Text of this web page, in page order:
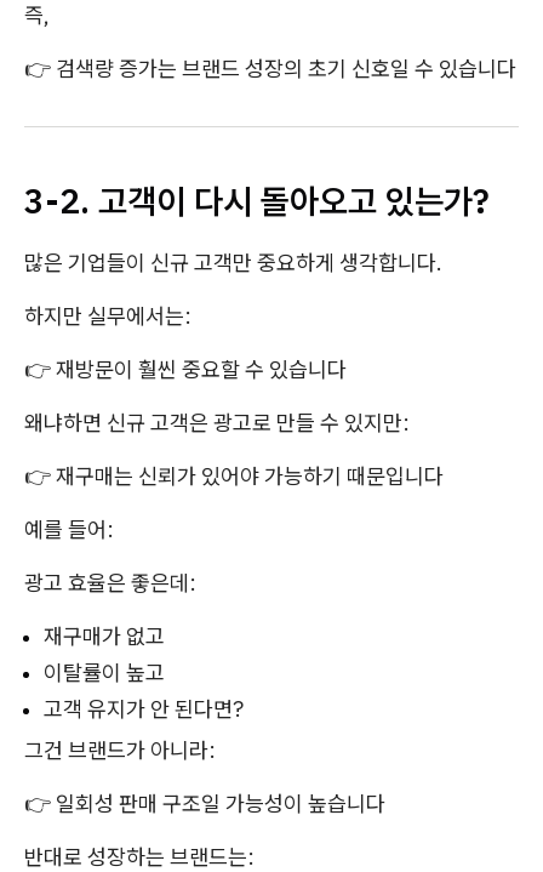
즉,
👉 검색량 증가는 브랜드 성장의 초기 신호일 수 있습니다
3-2. 고객이 다시 돌아오고 있는가?
많은 기업들이 신규 고객만 중요하게 생각합니다.
하지만 실무에서는:
👉 재방문이 훨씬 중요할 수 있습니다
왜냐하면 신규 고객은 광고로 만들 수 있지만:
👉 재구매는 신뢰가 있어야 가능하기 때문입니다
예를 들어:
광고 효율은 좋은데:
재구매가 없고
이탈률이 높고
고객 유지가 안 된다면?
그건 브랜드가 아니라:
👉 일회성 판매 구조일 가능성이 높습니다
반대로 성장하는 브랜드는: